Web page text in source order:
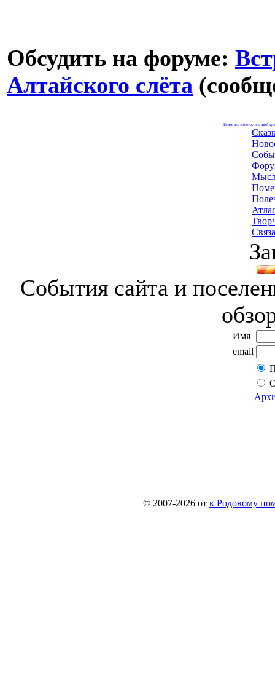
Обсудить на форуме:
Алтайского слёта
Если вы заметили ошибку
События сайта и
Имя
email
© 2007-2026 от к Родовому